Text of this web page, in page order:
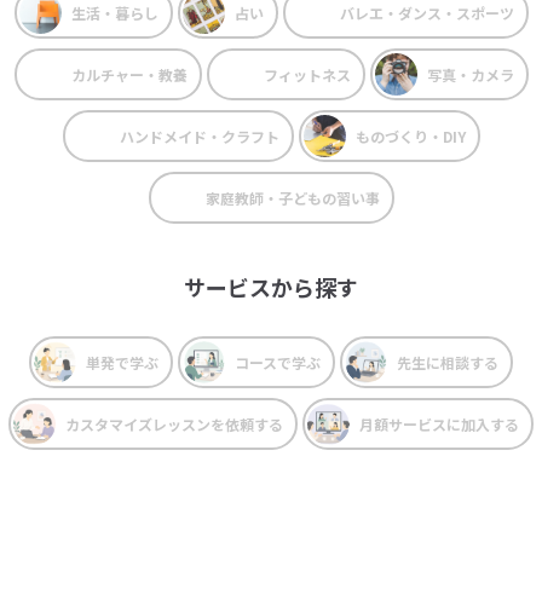
生活・暮らし 占い バレエ・ダンス・スポーツ
カルチャー・教養 フィットネス 写真・カメラ
ハンドメイド・クラフト ものづくり・DIY
家庭教師・子どもの習い事
サービスから探す
単発で学ぶ コースで学ぶ 先生に相談する
カスタマイズレッスンを依頼する 月額サービスに加入する